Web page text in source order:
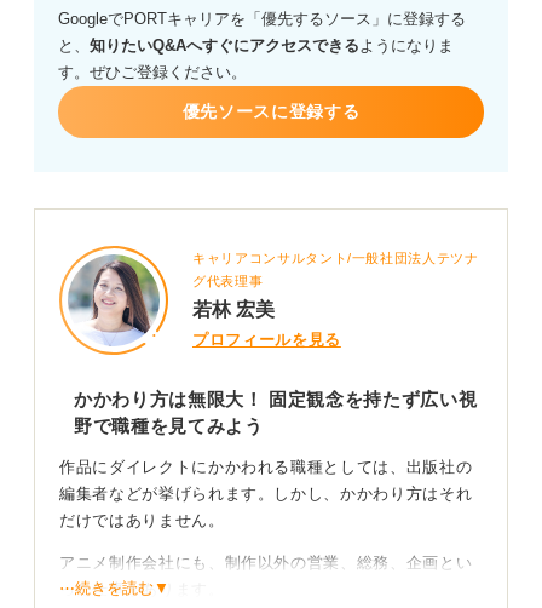
GoogleでPORTキャリアを「優先するソース」に登録する
と、 知りたいQ&Aへすぐにアクセスできるようになりま
す。ぜひご登録ください。
優先ソースに登録する
キャリアコンサルタント/一般社団法人テツナ
グ代表理事
若林 宏美
プロフィールを見る
かかわり方は無限大！ 固定観念を持たず広い視
野で職種を見てみよう
作品にダイレクトにかかわれる職種としては、出版社の
編集者などが挙げられます。しかし、かかわり方はそれ
だけではありません。
アニメ制作会社にも、制作以外の営業、総務、企画とい
った仕事があります。
⋯続きを読む▼